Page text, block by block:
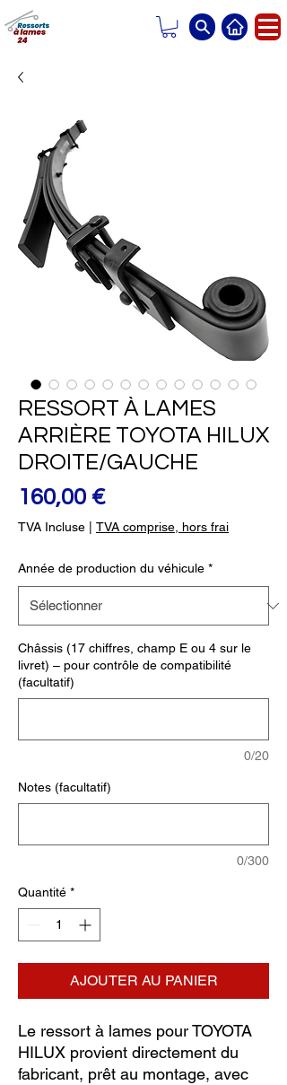
RESSORT À LAMES
ARRIÈRE TOYOTA HILUX
DROITE/GAUCHE
160,00 €Prix
TVA Incluse TVA comprise, hors frai
Année de production du véhicule *
Châssis (17 chiffres, champ E ou 4 sur le
livret) – pour contrôle de compatibilité
(facultatif)
0/20
Notes (facultatif)
0/300
Quantité *
AJOUTER AU PANIER
Le ressort à lames pour TOYOTA
HILUX provient directement du
fabricant, prêt au montage, avec